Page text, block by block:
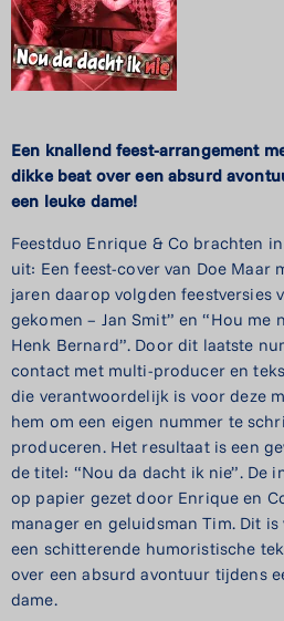
Een knallend feest-arrangement
dikke beat over een absurd
een leuke dame!
Feestduo Enrique & Co brachten
uit: Een feest-cover van Doe Maar
jaren daarop volgden feestversies
gekomen – Jan Smit” en “Hou me
Henk Bernard”. Door dit laatste
contact met multi-producer en
die verantwoordelijk is voor deze
hem om een eigen nummer te
produceren. Het resultaat is een
de titel: “Nou da dacht ik nie”. De
op papier gezet door Enrique en
manager en geluidsman Tim. Dit
een schitterende humoristische
over een absurd avontuur tijdens
dame.